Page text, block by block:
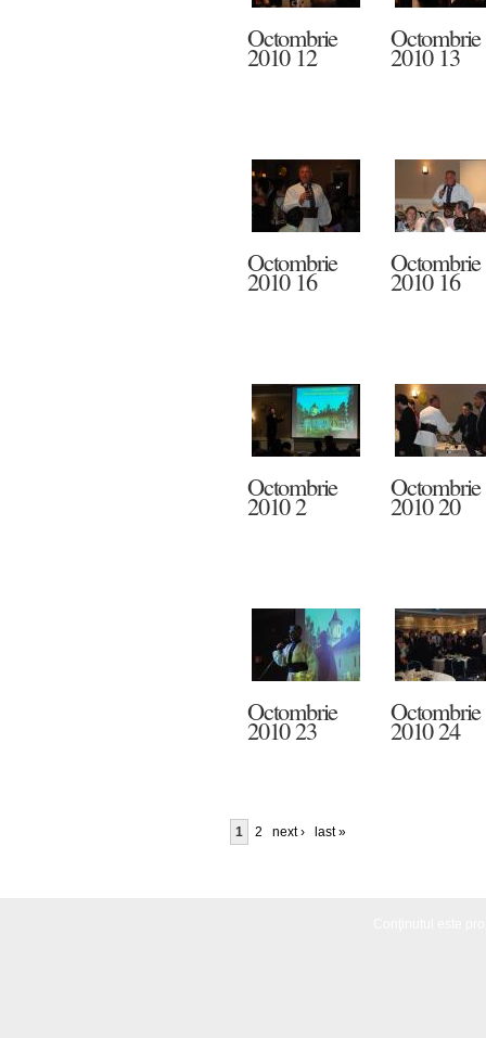
Octombrie
2010 12
Octombrie
2010 13
Octombrie
2010 16
Octombrie
2010 16
Octombrie
2010 2
Octombrie
2010 20
Octombrie
2010 23
Octombrie
2010 24
1 2 next › last »